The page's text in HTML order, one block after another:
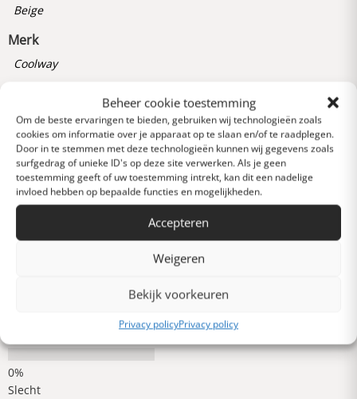
Beheer cookie toestemming
Om de beste ervaringen te bieden, gebruiken wij technologieën zoals
cookies om informatie over je apparaat op te slaan en/of te raadplegen.
Door in te stemmen met deze technologieën kunnen wij gegevens zoals
surfgedrag of unieke ID's op deze site verwerken. Als je geen
toestemming geeft of uw toestemming intrekt, kan dit een nadelige
invloed hebben op bepaalde functies en mogelijkheden.
Accepteren
Weigeren
Bekijk voorkeuren
Privacy policyPrivacy policy
Beige
Merk
Coolway
238190486000
Reviews
0 van 5 sterren (op
basis van 0 reviews)
Slecht